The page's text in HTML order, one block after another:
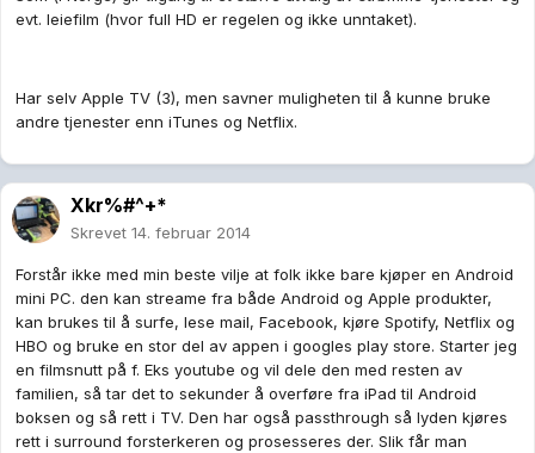
evt. leiefilm (hvor full HD er regelen og ikke unntaket).
Har selv Apple TV (3), men savner muligheten til å kunne bruke
andre tjenester enn iTunes og Netflix.
Xkr%#^+*
Skrevet 14. februar 2014
Forstår ikke med min beste vilje at folk ikke bare kjøper en Android
mini PC. den kan streame fra både Android og Apple produkter,
kan brukes til å surfe, lese mail, Facebook, kjøre Spotify, Netflix og
HBO og bruke en stor del av appen i googles play store. Starter jeg
en filmsnutt på f. Eks youtube og vil dele den med resten av
familien, så tar det to sekunder å overføre fra iPad til Android
boksen og så rett i TV. Den har også passthrough så lyden kjøres
rett i surround forsterkeren og prosesseres der. Slik får man